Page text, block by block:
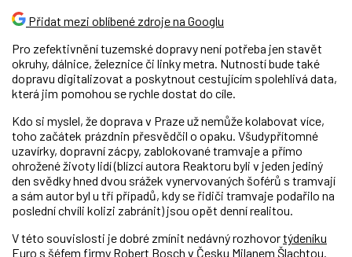
Přidat mezi oblíbené zdroje na Googlu
Pro zefektivnění tuzemské dopravy není potřeba jen stavět
okruhy, dálnice, železnice či linky metra. Nutností bude také
dopravu digitalizovat a poskytnout cestujícím spolehlivá data,
která jim pomohou se rychle dostat do cíle.
Kdo si myslel, že doprava v Praze už nemůže kolabovat více,
toho začátek prázdnin přesvědčil o opaku. Všudypřítomné
uzavírky, dopravní zácpy, zablokované tramvaje a přímo
ohrožené životy lidí (blízcí autora Reaktoru byli v jeden jediný
den svědky hned dvou srážek vynervovaných šoférů s tramvají
a sám autor byl u tří případů, kdy se řidiči tramvaje podařilo na
poslední chvíli kolizi zabránit) jsou opět denní realitou.
V této souvislosti je dobré zmínit nedávný rozhovortýdeníku
Euro s šéfem firmy Robert Bosch v Česku Milanem Šlachtou.